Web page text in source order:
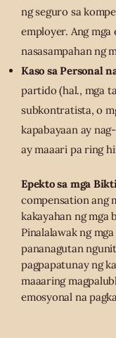
ng seguro sa
employer. Ang
nasasampahan ng
Kaso sa Personal
partido (hal., mga
subkontratista, o
kapabayaan ay
ay maaari pa ring
Epekto sa mga
compensation ang
kakayahan ng mga
Pinalalawak ng
pananagutan
pagpapatunay ng
maaaring
emosyonal na